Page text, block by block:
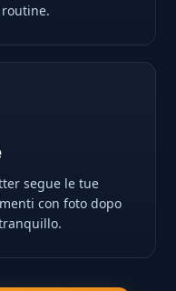
segue le tue
con foto dopo